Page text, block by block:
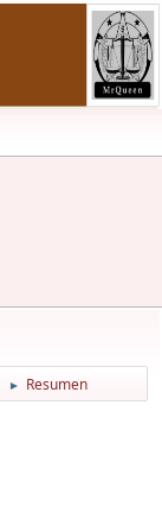
► Resumen